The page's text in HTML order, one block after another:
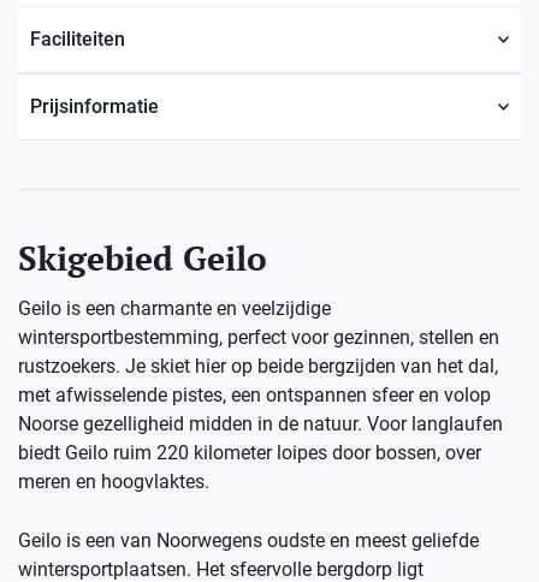
Faciliteiten
Prijsinformatie
Skigebied Geilo
Geilo is een charmante en veelzijdige
wintersportbestemming, perfect voor gezinnen, stellen en
rustzoekers. Je skiet hier op beide bergzijden van het dal,
met afwisselende pistes, een ontspannen sfeer en volop
Noorse gezelligheid midden in de natuur. Voor langlaufen
biedt Geilo ruim 220 kilometer loipes door bossen, over
meren en hoogvlaktes.
Geilo is een van Noorwegens oudste en meest geliefde
wintersportplaatsen. Het sfeervolle bergdorp ligt